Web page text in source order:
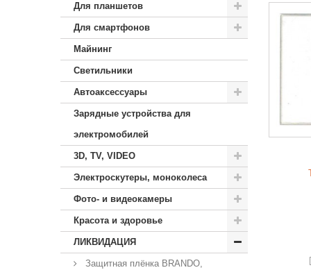
Для планшетов
Для смартфонов
Майнинг
Светильники
Автоаксессуары
Зарядные устройства для
электромобилей
3D, TV, VIDEO
Электроскутеры, моноколеса
Фото- и видеокамеры
Красота и здоровье
ЛИКВИДАЦИЯ
Защитная плёнка BRANDO,